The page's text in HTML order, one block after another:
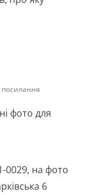
посилання
фото для
0029, на фото
6